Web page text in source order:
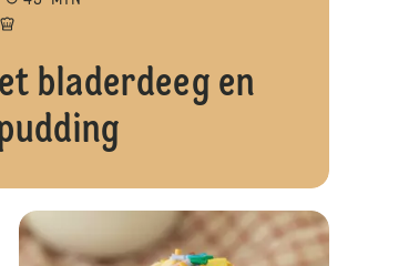
bladerdeeg en
paastaart Vegan